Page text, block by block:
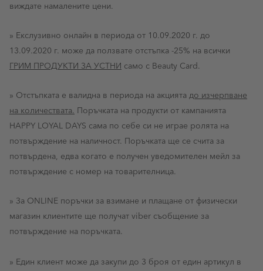
виждате намалените цени.
» Екслузивно онлайн в периода от 10.09.2020 г. до
13.09.2020 г. може да ползвате отстъпка -25% на всички
ГРИМ ПРОДУКТИ ЗА УСТНИ само с Beauty Card.
» Отстъпката е валидна в периода на акцията до изчерпване
на количествата. Поръчката на продукти от кампанията
HAPPY LOYAL DAYS сама по себе си не играе ролята на
потвърждение на наличност. Поръчката ще се счита за
потвърдена, едва когато е получен уведомителен мейл за
потвърждение с номер на товарителница.
» За ONLINE поръчки за взимане и плащане от физически
магазин клиентите ще получат viber съобщение за
потвърждение на поръчката.
» Един клиент може да закупи до 3 броя от един артикул в